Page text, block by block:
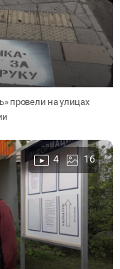
провели на улицах
4 16